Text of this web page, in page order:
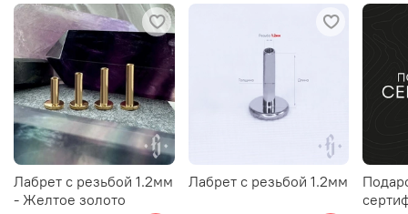
Лабрет с резьбой 1.2мм
- Желтое золото
Лабрет с резьбой 1.2мм